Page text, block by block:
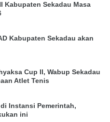
Kabupaten Sekadau Masa
Kabupaten Sekadau akan
Cup II, Wabup Sekadau
Atlet Tenis
Instansi Pemerintah,
ini